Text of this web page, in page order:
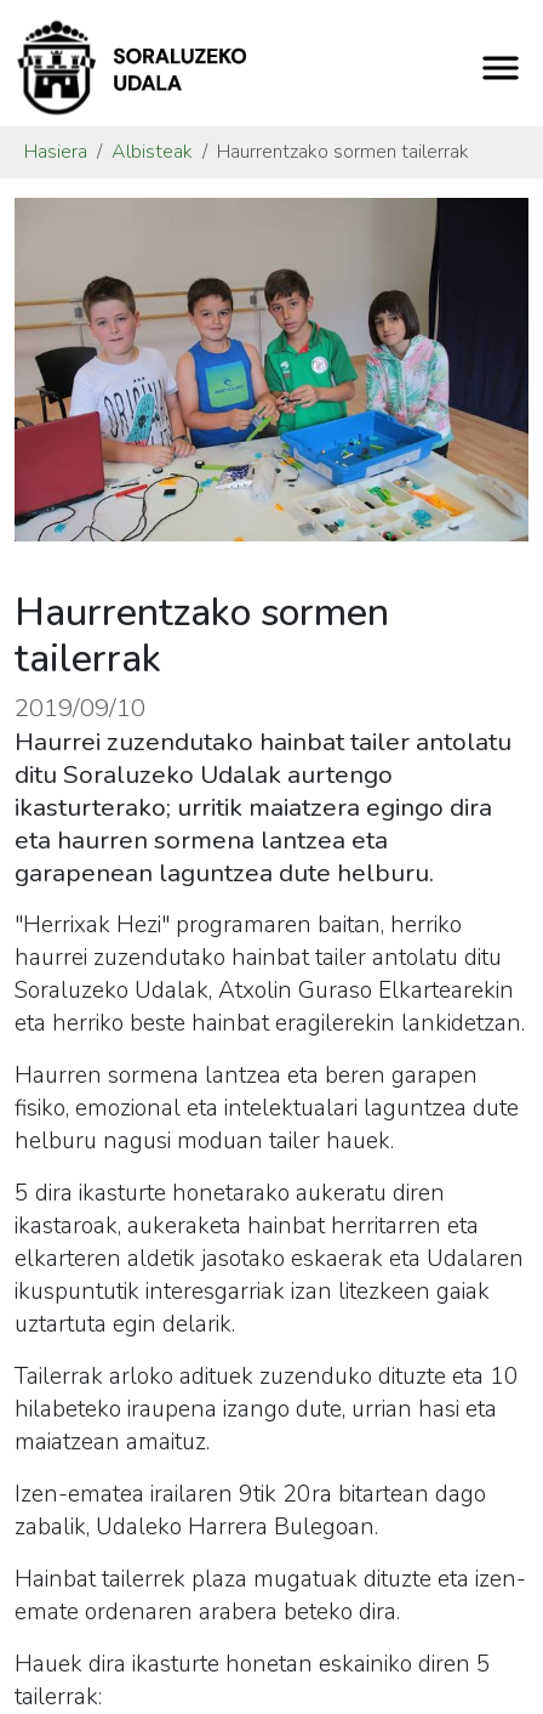
Hasiera Albisteak Haurrentzako sormen tailerrak
Haurrentzako sormen
tailerrak
2019/09/10
Haurrei zuzendutako hainbat tailer antolatu
ditu Soraluzeko Udalak aurtengo
ikasturterako; urritik maiatzera egingo dira
eta haurren sormena lantzea eta
garapenean laguntzea dute helburu.
"Herrixak Hezi" programaren baitan, herriko
haurrei zuzendutako hainbat tailer antolatu ditu
Soraluzeko Udalak, Atxolin Guraso Elkartearekin
eta herriko beste hainbat eragilerekin lankidetzan.
Haurren sormena lantzea eta beren garapen
fisiko, emozional eta intelektualari laguntzea dute
helburu nagusi moduan tailer hauek.
5 dira ikasturte honetarako aukeratu diren
ikastaroak, aukeraketa hainbat herritarren eta
elkarteren aldetik jasotako eskaerak eta Udalaren
ikuspuntutik interesgarriak izan litezkeen gaiak
uztartuta egin delarik.
Tailerrak arloko adituek zuzenduko dituzte eta 10
hilabeteko iraupena izango dute, urrian hasi eta
maiatzean amaituz.
Izen-ematea irailaren 9tik 20ra bitartean dago
zabalik, Udaleko Harrera Bulegoan.
Hainbat tailerrek plaza mugatuak dituzte eta izen-
emate ordenaren arabera beteko dira.
Hauek dira ikasturte honetan eskainiko diren 5
tailerrak: